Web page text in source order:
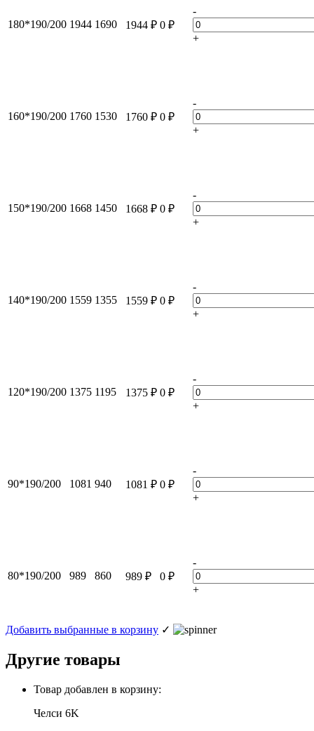
180*190/200 1944 1690 1944 ₽ 0 ₽
-
+
160*190/200 1760 1530 1760 ₽ 0 ₽
-
+
150*190/200 1668 1450 1668 ₽ 0 ₽
-
+
140*190/200 1559 1355 1559 ₽ 0 ₽
-
+
120*190/200 1375 1195 1375 ₽ 0 ₽
-
+
90*190/200 1081 940 1081 ₽ 0 ₽
-
+
80*190/200 989 860 989 ₽ 0 ₽
-
+
Добавить выбранные в корзину ✓
Другие товары
Товар добавлен в корзину:
Челси 6K